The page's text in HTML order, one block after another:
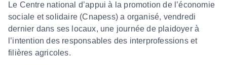
Le Centre national d’appui à la promotion de l’économie
sociale et solidaire (Cnapess) a organisé, vendredi
dernier dans ses locaux, une journée de plaidoyer à
l’intention des responsables des interprofessions et
filières agricoles.